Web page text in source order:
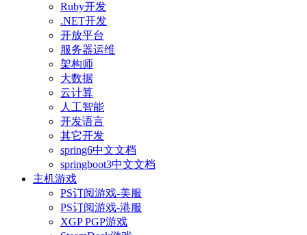
Ruby开发
.NET开发
开放平台
服务器运维
架构师
大数据
云计算
人工智能
开发语言
其它开发
spring6中文文档
springboot3中文文档
主机游戏
PS订阅游戏-美服
PS订阅游戏-港服
XGP PGP游戏